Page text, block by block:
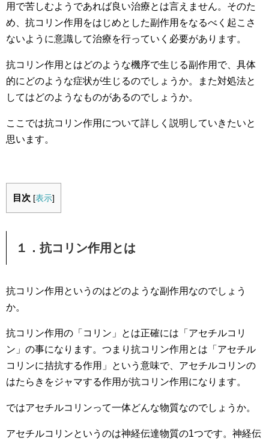
用で苦しむようであれば良い治療とは言えません。そのた
め、抗コリン作用をはじめとした副作用をなるべく起こさ
ないように意識して治療を行っていく必要があります。
抗コリン作用とはどのような機序で生じる副作用で、具体
的にどのような症状が生じるのでしょうか。また対処法と
してはどのようなものがあるのでしょうか。
ここでは抗コリン作用について詳しく説明していきたいと
思います。
目次 [表示]
１．抗コリン作用とは
抗コリン作用というのはどのような副作用なのでしょう
か。
抗コリン作用の「コリン」とは正確には「アセチルコリ
ン」の事になります。つまり抗コリン作用とは「アセチル
コリンに拮抗する作用」という意味で、アセチルコリンの
はたらきをジャマする作用が抗コリン作用になります。
ではアセチルコリンって一体どんな物質なのでしょうか。
アセチルコリンというのは神経伝達物質の1つです。神経伝